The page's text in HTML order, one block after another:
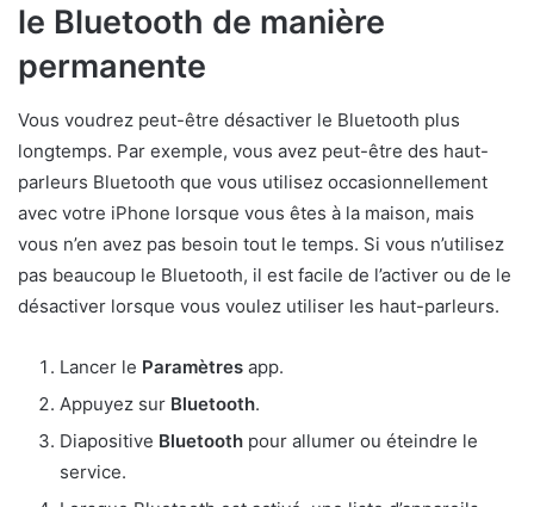
le Bluetooth de manière
permanente
Vous voudrez peut-être désactiver le Bluetooth plus
longtemps. Par exemple, vous avez peut-être des haut-
parleurs Bluetooth que vous utilisez occasionnellement
avec votre iPhone lorsque vous êtes à la maison, mais
vous n’en avez pas besoin tout le temps. Si vous n’utilisez
pas beaucoup le Bluetooth, il est facile de l’activer ou de le
désactiver lorsque vous voulez utiliser les haut-parleurs.
Lancer le Paramètres app.
Appuyez sur Bluetooth.
Diapositive Bluetooth pour allumer ou éteindre le
service.